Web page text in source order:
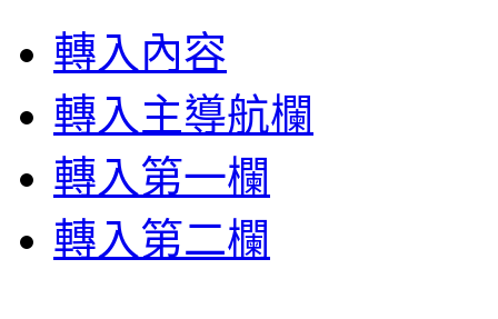
轉入內容
轉入主導航欄
轉入第一欄
轉入第二欄